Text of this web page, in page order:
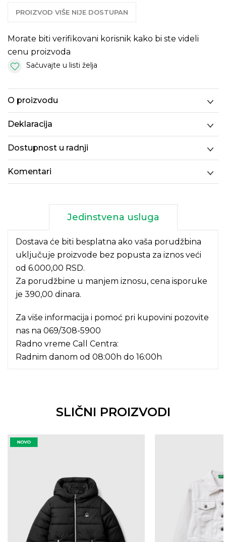
PROIZVOD VIŠE NIJE DOSTUPAN
Morate biti verifikovani korisnik kako bi ste videli
cenu proizvoda
Sačuvajte u listi želja
O proizvodu
Deklaracija
Dostupnost u radnji
Komentari
Jedinstvena usluga
Dostava će biti besplatna ako vaša porudžbina
uključuje proizvode bez popusta za iznos veći
od 6.000,00 RSD.
Za porudžbine u manjem iznosu, cena isporuke
je 390,00 dinara.
Za više informacija i pomoć pri kupovini pozovite
nas na 069/308-5900
Radno vreme Call Centra:
Radnim danom od 08:00h do 16:00h
SLIČNI PROIZVODI